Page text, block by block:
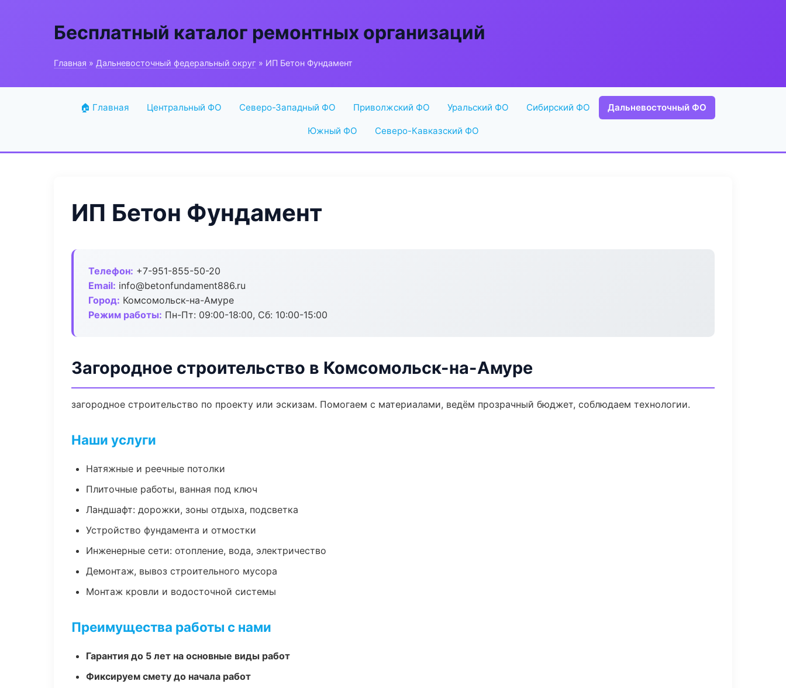
Бесплатный каталог ремонтных организаций
Главная » Дальневосточный федеральный округ » ИП Бетон Фундамент
🏠 Главная Центральный ФО Северо-Западный ФО Приволжский ФО Уральский ФО Сибирский ФО Дальневосточный ФО
Южный ФО Северо-Кавказский ФО
ИП Бетон Фундамент
Телефон: +7-951-855-50-20
Email: info@betonfundament886.ru
Город: Комсомольск-на-Амуре
Режим работы: Пн-Пт: 09:00-18:00, Сб: 10:00-15:00
Загородное строительство в Комсомольск-на-Амуре
загородное строительство по проекту или эскизам. Помогаем с материалами, ведём прозрачный бюджет, соблюдаем технологии.
Наши услуги
Натяжные и реечные потолки
Плиточные работы, ванная под ключ
Ландшафт: дорожки, зоны отдыха, подсветка
Устройство фундамента и отмостки
Инженерные сети: отопление, вода, электричество
Демонтаж, вывоз строительного мусора
Монтаж кровли и водосточной системы
Преимущества работы с нами
Гарантия до 5 лет на основные виды работ
Фиксируем смету до начала работ